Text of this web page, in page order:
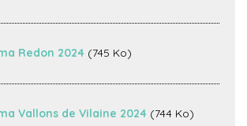
Redon 2024 (745 Ko)
Vallons de Vilaine 2024 (744 Ko)